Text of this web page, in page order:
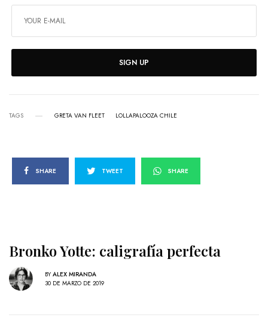
SIGN UP
TAGS GRETA VAN FLEET LOLLAPALOOZA CHILE
SHARE TWEET SHARE
Bronko Yotte: caligrafía perfecta
BY ALEX MIRANDA
30 DE MARZO DE 2019